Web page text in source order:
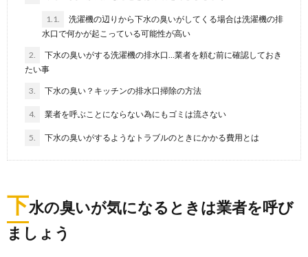
1.1.
洗濯機の辺りから下水の臭いがしてくる場合は洗濯機の排
水口で何かが起こっている可能性が高い
2.
下水の臭いがする洗濯機の排水口…業者を頼む前に確認しておき
たい事
3. 下水の臭い？キッチンの排水口掃除の方法
4. 業者を呼ぶことにならない為にもゴミは流さない
5. 下水の臭いがするようなトラブルのときにかかる費用とは
下水の臭いが気になるときは業者を呼び
ましょう